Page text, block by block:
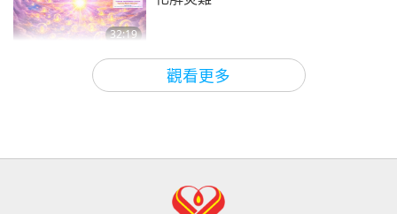
觀看更多
32:19
關於地球的古預言 2026-08-09
32:43